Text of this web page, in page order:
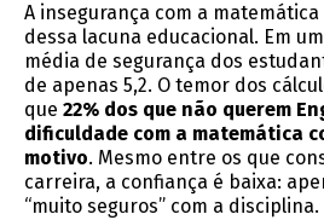
A insegurança com a
dessa lacuna educacional. Em
média de segurança dos
de apenas 5,2. O temor dos
que 22% dos que não querem
dificuldade com a matemática
motivo. Mesmo entre os que
carreira, a confiança é baixa:
“muito seguros” com a disciplina.